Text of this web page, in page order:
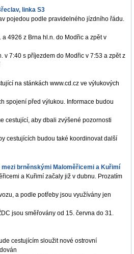
linka S3
pojedou podle pravidelného jízdního řádu.
4926 z Brna hl.n. do Modřic a zpět v
v 7:40 s příjezdem do Modřic v 7:53 a zpět z
na stánkách www.cd.cz ve výlukových
spojení před výlukou. Informace budou
cestující, aby dbali zvýšené pozornosti
cestujících budou také koordinovat další
brněnskými Maloměřicemi a Kuřimí
a Kuřimí začaly již v dubnu. Prozatím
a podle potřeby jsou využívány jen
jsou směřovány od 15. června do 31.
cestujícím sloužit nové ostrovní